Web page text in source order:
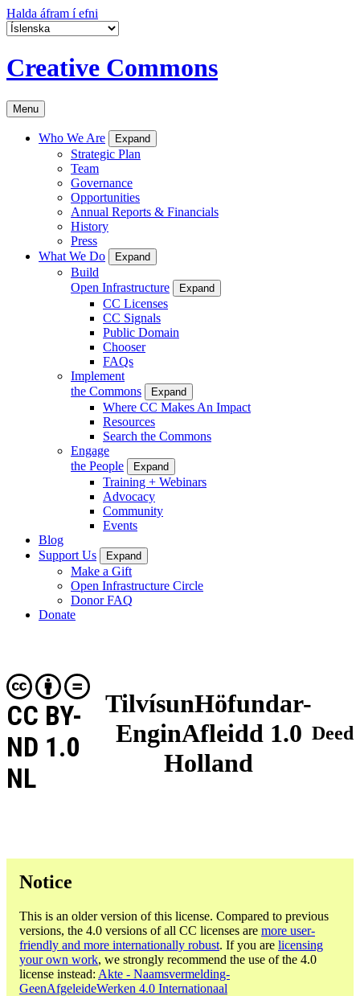
Halda áfram í efni
Creative Commons
Menu
Who We Are Expand
Strategic Plan
Team
Governance
Opportunities
Annual Reports & Financials
History
Press
What We Do
Expand
Build
Open Infrastructure
Expand
CC Licenses
CC Signals
Public Domain
Chooser
FAQs
Implement
the Commons
Expand
Where CC Makes An Impact
Resources
Search the Commons
Engage
the People
Expand
Training + Webinars
Advocacy
Community
Events
Blog
Support Us
Expand
Make a Gift
Open Infrastructure Circle
Donor FAQ
Donate
TilvísunHöfundar-
EnginAfleidd 1.0
Holland
CC BY-
ND 1.0
NL
Deed
Notice
This is an older version of this license. Compared to previous
versions, the 4.0 versions of all CC licenses are more user-
friendly and more internationally robust. If you are licensing
your own work, we strongly recommend the use of the 4.0
license instead: Akte - Naamsvermelding-
GeenAfgeleideWerken 4.0 Internationaal